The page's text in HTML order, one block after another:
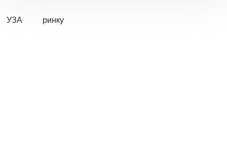
УЗА ринку